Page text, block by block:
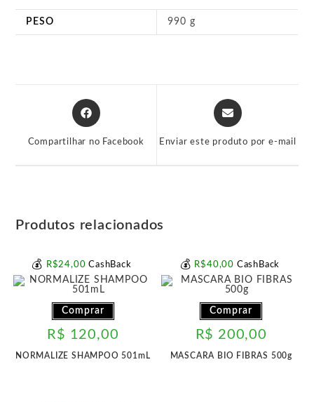
PESO 990 g
Abre
em
Compartilhar no Facebook
Abre
em
Enviar este produto por e-mail
Produtos relacionados
💰 R$24,00CashBack
Comprar
R$ 120,00
NORMALIZE SHAMPOO 501mL
💰 R$40,00 CashBack
Comprar
R$ 200,00
MASCARA BIO FIBRAS 500g